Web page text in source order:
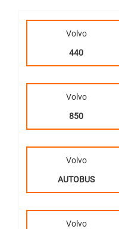
Volvo
440
Volvo
850
Volvo
AUTOBUS
Volvo